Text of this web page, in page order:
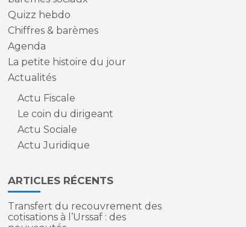
Quizz hebdo
Chiffres & barèmes
Agenda
La petite histoire du jour
Actualités
Actu Fiscale
Le coin du dirigeant
Actu Sociale
Actu Juridique
ARTICLES RÉCENTS
Transfert du recouvrement des
cotisations à l’Urssaf : des